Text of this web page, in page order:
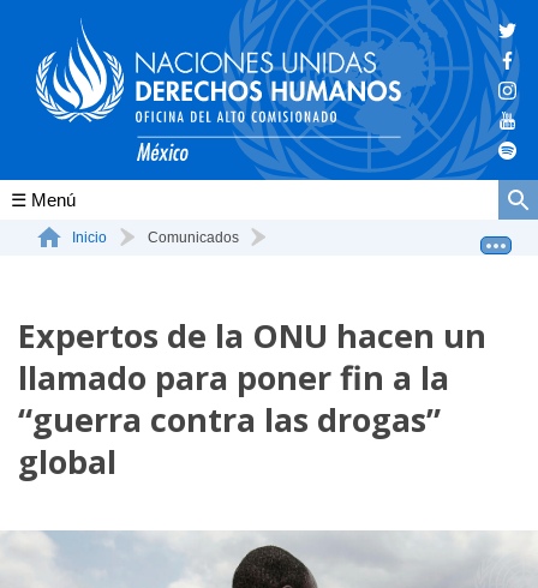
Conócenos
La ONU-DH en México
Vacantes ONU-DH México
ONU-DH en el tiempo
Inicio Comunicados
Expertos de la ONU hacen un
llamado para poner fin a la
“guerra contra las drogas”
global